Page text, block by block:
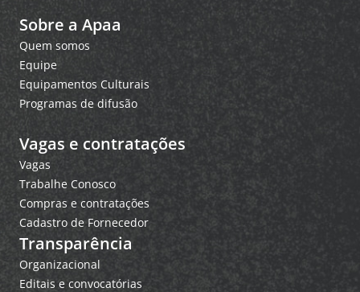
Sobre a Apaa
Quem somos
Equipe
Equipamentos Culturais
Programas de difusão
Vagas e contratações
Vagas
Trabalhe Conosco
Compras e contratações
Cadastro de Fornecedor
Transparência
Organizacional
Editais e convocatórias